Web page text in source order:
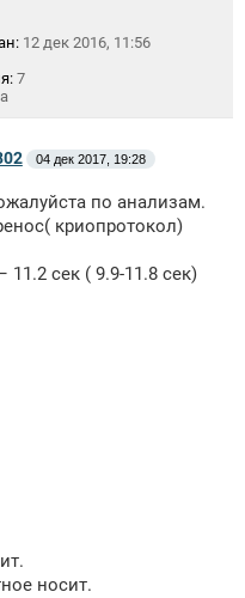
12 дек 2016, 11:56
7
04 дек 2017, 19:28
по анализам.
криопротокол)
сек ( 9.9-11.8 сек)
носит.